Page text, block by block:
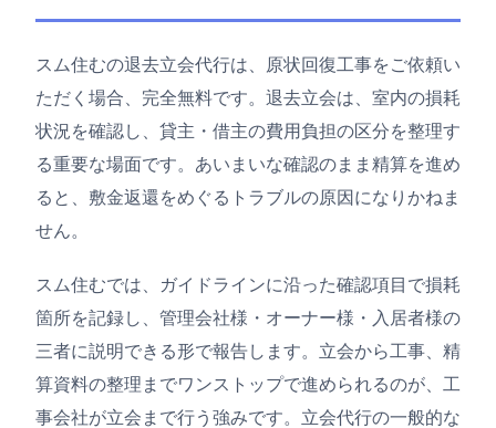
スム住むの退去立会代行は、原状回復工事をご依頼い
ただく場合、完全無料です。退去立会は、室内の損耗
状況を確認し、貸主・借主の費用負担の区分を整理す
る重要な場面です。あいまいな確認のまま精算を進め
ると、敷金返還をめぐるトラブルの原因になりかねま
せん。
スム住むでは、ガイドラインに沿った確認項目で損耗
箇所を記録し、管理会社様・オーナー様・入居者様の
三者に説明できる形で報告します。立会から工事、精
算資料の整理までワンストップで進められるのが、工
事会社が立会まで行う強みです。立会代行の一般的な